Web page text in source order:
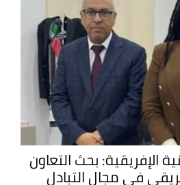
الإفريقية: بحث التعاون
في مجال التبادل